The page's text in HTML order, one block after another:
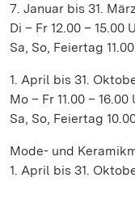
7. Januar bis 31.
Di – Fr 12.00 – 15.00
Sa, So, Feiertag
1. April bis 31.
Mo – Fr 11.00 – 16.00
Sa, So, Feiertag
Mode- und
1. April bis 31.